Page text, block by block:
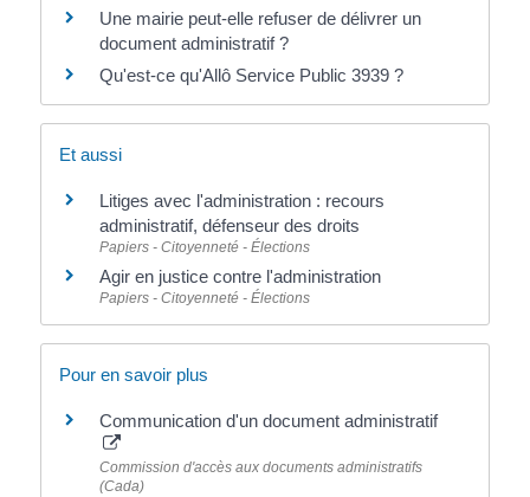
Une mairie peut-elle refuser de délivrer un
document administratif ?
Qu'est-ce qu'Allô Service Public 3939 ?
Et aussi
Litiges avec l'administration : recours
administratif, défenseur des droits
Papiers - Citoyenneté - Élections
Agir en justice contre l'administration
Papiers - Citoyenneté - Élections
Pour en savoir plus
Communication d'un document administratif
Commission d'accès aux documents administratifs
(Cada)